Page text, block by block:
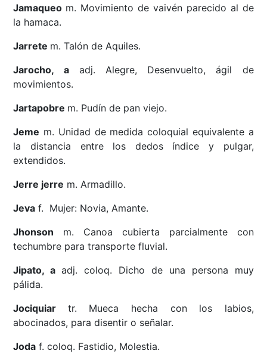
Jamaqueo m. Movimiento de vaivén parecido al de
la hamaca.
Jarrete m. Talón de Aquiles.
Jarocho, aadj. Alegre, Desenvuelto, ágil de
movimientos.
Jartapobre m. Pudín de pan viejo.
Jeme m. Unidad de medida coloquial equivalente a
la distancia entre los dedos índice y pulgar,
extendidos.
Jerre jerre m. Armadillo.
Jeva f. Mujer: Novia, Amante.
Jhonson m. Canoa cubierta parcialmente con
techumbre para transporte fluvial.
Jipato, aadj. coloq. Dicho de una persona muy
pálida.
Jociquiar tr. Mueca hecha con los labios,
abocinados, para disentir o señalar.
Joda f. coloq. Fastidio, Molestia.